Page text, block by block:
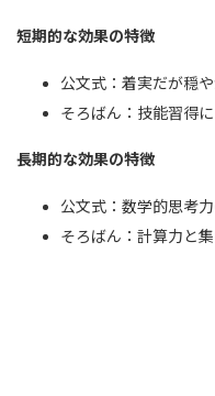
短期的な効果の特徴
公文式：着実だが穏
そろばん：技能習得
長期的な効果の特徴
公文式：数学的思考
そろばん：計算力と